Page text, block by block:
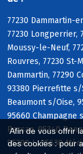
Afin de vous offrir
des cookies : pour
77230 Dammartin-
77230 Longperrier,
Moussy-le-Neuf,
Rouvres, 77230 St-
Dammartin, 77290
93380 Pierrefitte s/
Beaumont s/Oise,
95660 Champagne
Persan, 95340
95290 L, 95630